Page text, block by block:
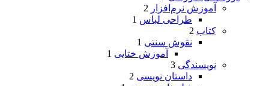
آموزش نرم‌افزار 2
طراحی لباس 1
کتاب 2
نقوش سنتی 1
آموزش ختایی 1
نویسندگی 3
داستان نویسی 2